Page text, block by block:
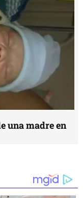
una madre en